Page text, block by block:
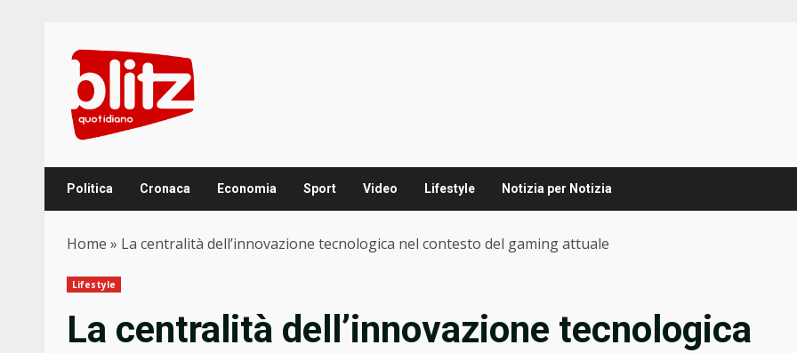
content
Politica Cronaca Economia Sport Video Lifestyle Notizia per Notizia
Home » La centralità dell’innovazione tecnologica nel contesto del gaming attuale
Lifestyle
La centralità dell’innovazione tecnologica